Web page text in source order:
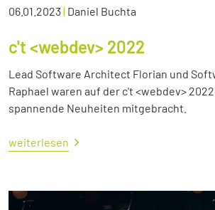
06.01.2023| Daniel Buchta
c't <webdev> 2022
Lead Software Architect Florian und
Raphael waren auf der c't <webdev>
spannende Neuheiten mitgebracht.
weiterlesen